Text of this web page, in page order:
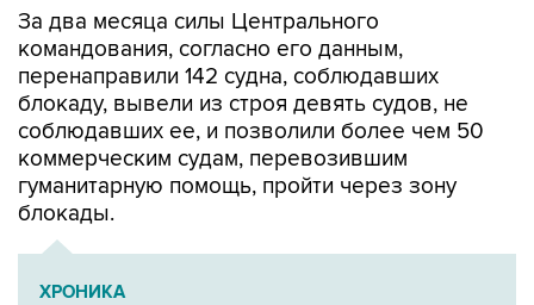
За два месяца силы Центрального
командования, согласно его данным,
перенаправили 142 судна, соблюдавших
блокаду, вывели из строя девять судов, не
соблюдавших ее, и позволили более чем 50
коммерческим судам, перевозившим
гуманитарную помощь, пройти через зону
блокады.
ХРОНИКА